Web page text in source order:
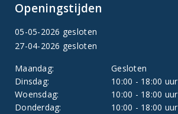
Openingstijden
05-05-2026 gesloten
27-04-2026 gesloten
Maandag:
Gesloten
Dinsdag:
10:00 - 18:00 uur
Woensdag:
10:00 - 18:00 uur
Donderdag:
10:00 - 18:00 uur